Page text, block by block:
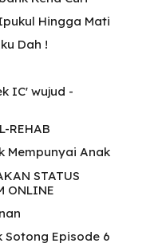
Hingga Mati
Dah !
IC' wujud -
REHAB
Mempunyai Anak
STATUS
ONLINE
Sotong Episode 6